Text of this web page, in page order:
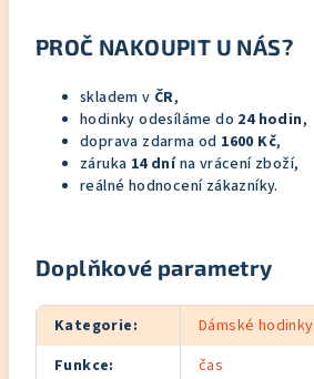
PROČ NAKOUPIT U NÁS?
skladem v ČR,
hodinky odesíláme do 24 hodin,
doprava zdarma od 1600 Kč,
záruka 14 dnína vrácení zboží,
reálné hodnocení zákazníky.
Doplňkové parametry
Kategorie:
Dámské hodinky
Funkce:
čas